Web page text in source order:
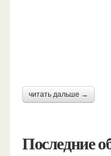
читать дальше →
Последние